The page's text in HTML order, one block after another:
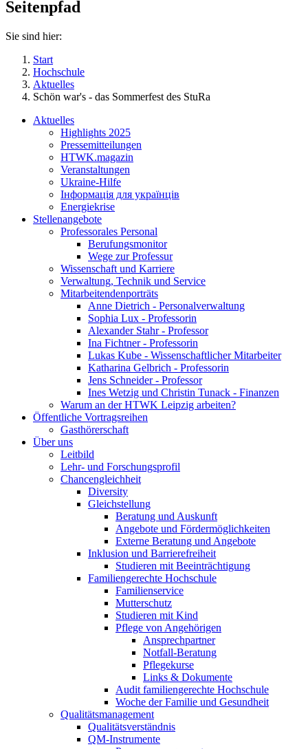
Seitenpfad
Sie sind hier:
Start
Hochschule
Aktuelles
Schön war's - das Sommerfest des StuRa
Aktuelles
Highlights 2025
Pressemitteilungen
HTWK.magazin
Veranstaltungen
Ukraine-Hilfe
Інформація для українців
Energiekrise
Stellenangebote
Professorales Personal
Berufungsmonitor
Wege zur Professur
Wissenschaft und Karriere
Verwaltung, Technik und Service
Mitarbeitendenporträts
Anne Dietrich - Personalverwaltung
Sophia Lux - Professorin
Alexander Stahr - Professor
Ina Fichtner - Professorin
Lukas Kube - Wissenschaftlicher Mitarbeiter
Katharina Gelbrich - Professorin
Jens Schneider - Professor
Ines Wetzig und Christin Tunack - Finanzen
Warum an der HTWK Leipzig arbeiten?
Öffentliche Vortragsreihen
Gasthörerschaft
Über uns
Leitbild
Lehr- und Forschungsprofil
Chancengleichheit
Diversity
Gleichstellung
Beratung und Auskunft
Angebote und Fördermöglichkeiten
Externe Beratung und Angebote
Inklusion und Barrierefreiheit
Studieren mit Beeinträchtigung
Familiengerechte Hochschule
Familienservice
Mutterschutz
Studieren mit Kind
Pflege von Angehörigen
Ansprechpartner
Notfall-Beratung
Pflegekurse
Links & Dokumente
Audit familiengerechte Hochschule
Woche der Familie und Gesundheit
Qualitätsmanagement
Qualitätsverständnis
QM-Instrumente